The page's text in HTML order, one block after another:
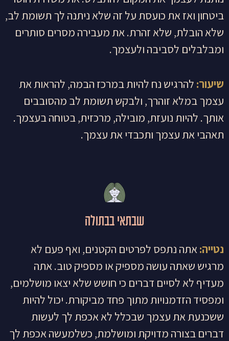
ביטחון ואז את כועסת על זה שלא ניתנה לך תשומת לב,
שלא הובלת, שלא זהרת. את מעבירה מסרים סותרים
ומבלבלים לסביבה ולעצמך.
שיעור: להרגיש נח להיות במרכז הבמה, להראות את
עצמך במלא זוהרך, ולבקש תשומת לב מהסובבים
אותך. להיות נועזת, מובילה, מרכזית, בטוחה בעצמך.
תאהבי את עצמך ותכבדי את עצמך.
שבתאי בבתולה
נטייה:אתה נתפס לפרטים הקטנים, ואף פעם לא
מרגיש שאתה עושה מספיק או מספיק טוב. אתה
מעדיף לא לסיים דברים כי חושש שלא יצאו מושלמים,
ומפסיד הזדמנויות מתוך פחד מביקורת. יכול להיות
ששכנעת את עצמך שבכלל לא אכפת לך לעשות
דברים בצורה מדויקת ומושלמת, כשלמעשה אכפת לך